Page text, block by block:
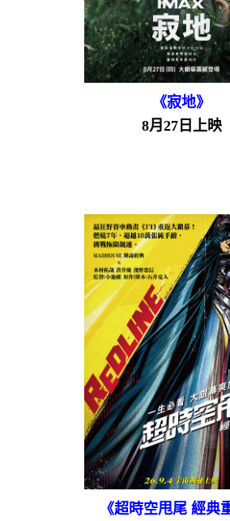
《寂地》
8月27日上映
《超時空甩尾 經典